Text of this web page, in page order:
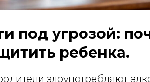
под угрозой:
ребенка.
злоупотребляют